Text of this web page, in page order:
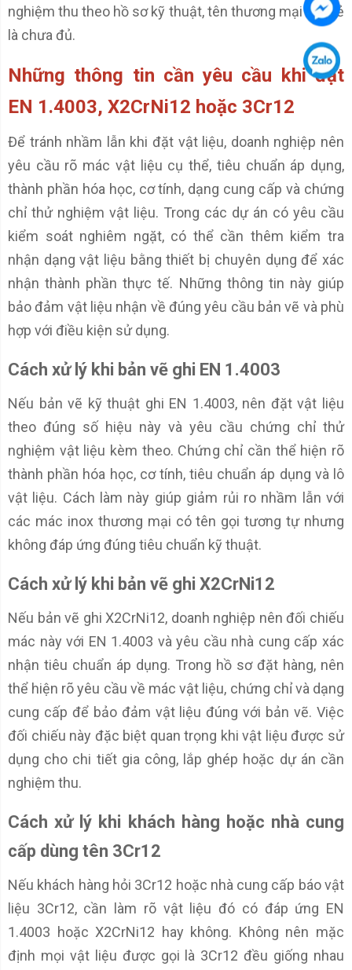
nghiệm thu theo hồ sơ kỹ thuật, tên thương mại đơn lẻ
là chưa đủ.
Những thông tin cần yêu cầu khi đặt
EN 1.4003, X2CrNi12 hoặc 3Cr12
Để tránh nhầm lẫn khi đặt vật liệu, doanh nghiệp nên
yêu cầu rõ mác vật liệu cụ thể, tiêu chuẩn áp dụng,
thành phần hóa học, cơ tính, dạng cung cấp và chứng
chỉ thử nghiệm vật liệu. Trong các dự án có yêu cầu
kiểm soát nghiêm ngặt, có thể cần thêm kiểm tra
nhận dạng vật liệu bằng thiết bị chuyên dụng để xác
nhận thành phần thực tế. Những thông tin này giúp
bảo đảm vật liệu nhận về đúng yêu cầu bản vẽ và phù
hợp với điều kiện sử dụng.
Cách xử lý khi bản vẽ ghi EN 1.4003
Nếu bản vẽ kỹ thuật ghi EN 1.4003, nên đặt vật liệu
theo đúng số hiệu này và yêu cầu chứng chỉ thử
nghiệm vật liệu kèm theo. Chứng chỉ cần thể hiện rõ
thành phần hóa học, cơ tính, tiêu chuẩn áp dụng và lô
vật liệu. Cách làm này giúp giảm rủi ro nhầm lẫn với
các mác inox thương mại có tên gọi tương tự nhưng
không đáp ứng đúng tiêu chuẩn kỹ thuật.
Cách xử lý khi bản vẽ ghi X2CrNi12
Nếu bản vẽ ghi X2CrNi12, doanh nghiệp nên đối chiếu
mác này với EN 1.4003 và yêu cầu nhà cung cấp xác
nhận tiêu chuẩn áp dụng. Trong hồ sơ đặt hàng, nên
thể hiện rõ yêu cầu về mác vật liệu, chứng chỉ và dạng
cung cấp để bảo đảm vật liệu đúng với bản vẽ. Việc
đối chiếu này đặc biệt quan trọng khi vật liệu được sử
dụng cho chi tiết gia công, lắp ghép hoặc dự án cần
nghiệm thu.
Cách xử lý khi khách hàng hoặc nhà cung
cấp dùng tên 3Cr12
Nếu khách hàng hỏi 3Cr12 hoặc nhà cung cấp báo vật
liệu 3Cr12, cần làm rõ vật liệu đó có đáp ứng EN
1.4003 hoặc X2CrNi12 hay không. Không nên mặc
định mọi vật liệu được gọi là 3Cr12 đều giống nhau